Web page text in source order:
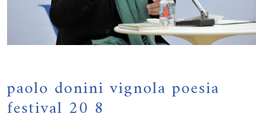
paolo donini vignola poesia
festival 20 8